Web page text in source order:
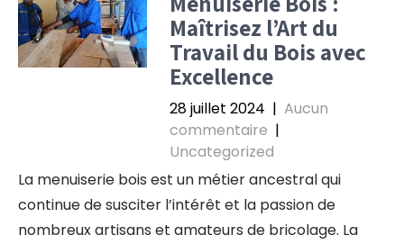
Maîtrisez l’Art du
Travail du Bois avec
Excellence
28 juillet 2024 | Aucun
commentaire |
Uncategorized
La menuiserie bois est un métier ancestral qui
continue de susciter l’intérêt et la passion de
nombreux artisans et amateurs de bricolage. La